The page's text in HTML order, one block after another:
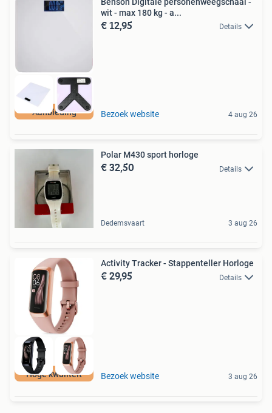
Aanbieding
wit - max 180 kg - a...
€ 12,95 Details
Bezoek website 4 aug 26
Polar M430 sport horloge
€ 32,50 Details
Dedemsvaart 3 aug 26
Hoge kwaliteit
Activity Tracker - Stappenteller Horloge
€ 29,95 Details
Bezoek website 3 aug 26